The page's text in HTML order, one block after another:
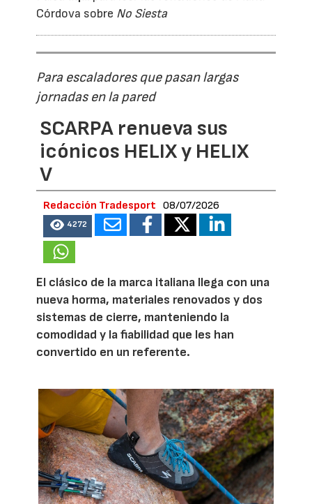
Córdova sobre No Siesta
Para escaladores que pasan largas
jornadas en la pared
SCARPA renueva sus
icónicos HELIX y HELIX
V
Redacción Tradesport 08/07/2026
4272
El clásico de la marca italiana llega con una
nueva horma, materiales renovados y dos
sistemas de cierre, manteniendo la
comodidad y la fiabilidad que les han
convertido en un referente.